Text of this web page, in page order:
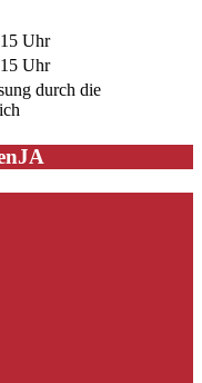
Uhr
Uhr
durch die